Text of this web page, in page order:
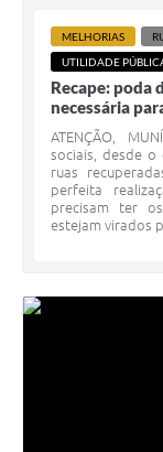
MELHORIAS
UTILIDADE
Recape: poda
necessária
ATENÇÃO,
sociais, desde o
ruas
perfeita
precisam ter
estejam virados